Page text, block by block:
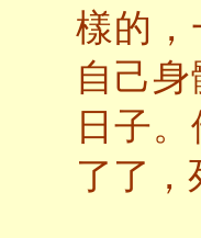
樣的
自己
日子
了了，